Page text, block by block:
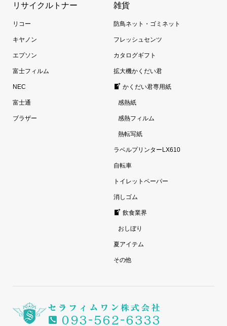
リサイクルトナー
リコー
キヤノン
エプソン
富士フィルム
NEC
富士通
ブラザー
雑貨
防鳥ネット・ゴミネット
フレッシュセンツ
カタログギフト
拡大機かくだい君
かくだい君専用紙
感熱紙
感熱フィルム
熱転写紙
ラベルプリンターLX610
自転車
トイレットペーパー
消しゴム
飲食業界
おしぼり
夏アイテム
その他